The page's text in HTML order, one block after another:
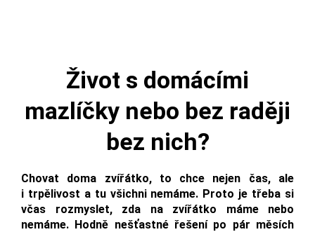
Život s domácími
mazlíčky nebo bez raději
bez nich?
Chovat doma zvířátko, to chce nejen čas, ale
i trpělivost a tu všichni nemáme. Proto je třeba si
včas rozmyslet, zda na zvířátko máme nebo
nemáme. Hodně nešťastné řešení po pár měsích